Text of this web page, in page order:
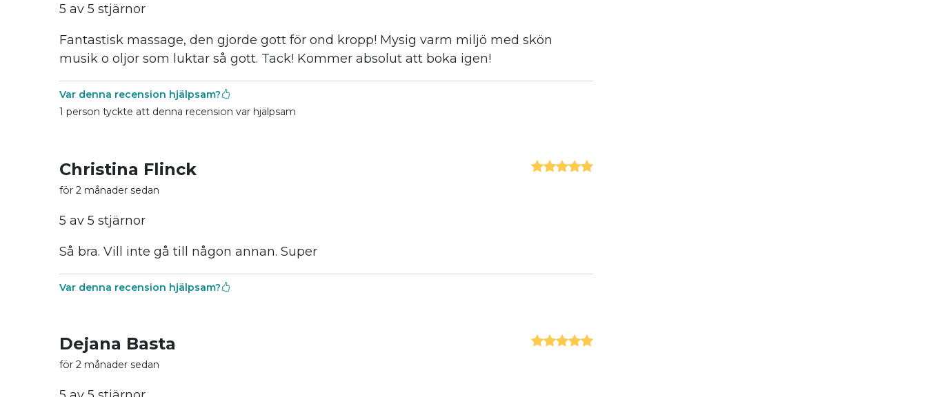
5 av 5 stjärnor
Fantastisk massage, den gjorde gott för ond kropp! Mysig varm miljö med skön
musik o oljor som luktar så gott. Tack! Kommer absolut att boka igen!
Var denna recension hjälpsam?
1 person tyckte att denna recension var hjälpsam
Christina Flinck
för 2 månader sedan
5 av 5 stjärnor
Så bra. Vill inte gå till någon annan. Super
Var denna recension hjälpsam?
Dejana Basta
för 2 månader sedan